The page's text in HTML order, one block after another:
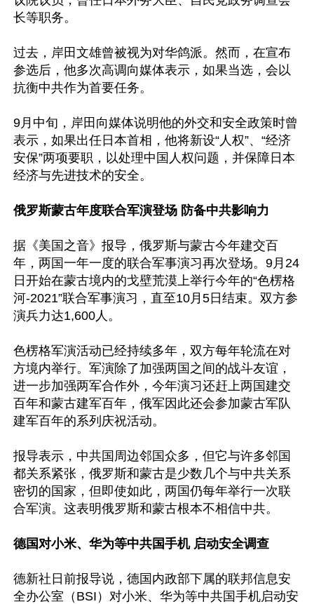
长等职务。
过去，岸田文雄曾被视为对华鸽派。然而，在宣布
参选后，他多次高调向媒体表示，如果当选，会以
抗衡中共作为首要任务。
9月中旬，岸田向媒体说明他的外交和安全政策时曾
表示，如果出任日本首相，他将新设“人权”、“经济
安保”两项要职，以处理中国人权问题，并保障日本
经济与先进技术的安全。
俄罗斯蒙古年度联合军演登场 防备中共影响力
据《美国之音》报导，俄罗斯与蒙古今年建交百
年，两国一年一度的联合军事演习再次登场。9月24
日开始在蒙古境内的戈壁荒漠上举行今年的“色楞格
河-2021”联合军事演习，直至10月5日结束。双方参
演兵力达1,600人。
色楞格军演活动已经持续多年，双方每年轮流在对
方境内举行。军演除了加强两国之间的战斗友谊，
进一步加强两军合作外，今年演习还赶上两国建交
百年和蒙古建军百年，俄军因此还会参加蒙古军队
建军百年的系列庆祝活动。
报导表示，中共国周边邻国众多，但它与许多邻国
都关系紧张，俄罗斯和蒙古是少数几个与中共关系
密切的国家，但即使如此，两国仍每年举行一次联
合军演。这表明俄罗斯和蒙古根本不相信中共。
德国对小米、华为等中共国手机 启动安全调查
德新社日前报导说，德国内政部下属的联邦信息安
全办公室（BSI）对小米、华为等中共国手机启动安